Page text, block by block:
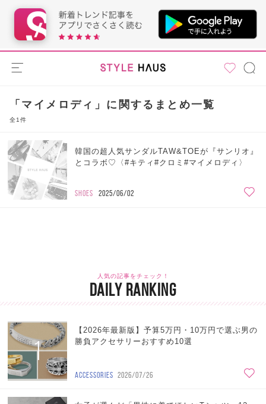
「マイメロディ」に関するまとめ一覧
全1件
韓国の超人気サンダルTAW&TOEが『サンリオ』
とコラボ♡〈#キティ#クロミ#マイメロディ〉
SHOES 2025/06/02
人気の記事をチェック！
DAILY RANKING
1
【2026年最新版】予算5万円・10万円で選ぶ男の
勝負アクセサリーおすすめ10選
ACCESSORIES 2026/07/26